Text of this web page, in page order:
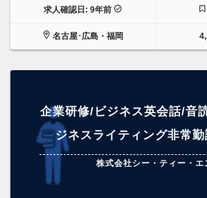
求人確認日: 9年前
名古屋･広島・福岡
企業研修/ビジネス英会話/音
ジネスライティング非常
株式会社シー・ティー・エ